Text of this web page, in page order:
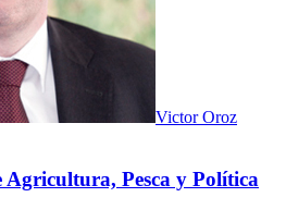
Victor Oroz
Agricultura, Pesca y Política